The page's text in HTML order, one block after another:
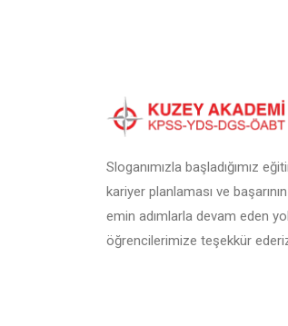
Sloganımızla başladığımız
kariyer planlaması ve
emin adımlarla devam eden
öğrencilerimize teşekkür